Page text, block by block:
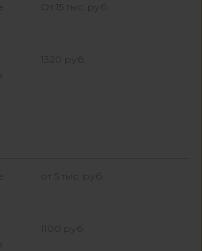
От 15 тыс. руб.
1320 руб.
от 5 тыс. руб.
1100 руб.